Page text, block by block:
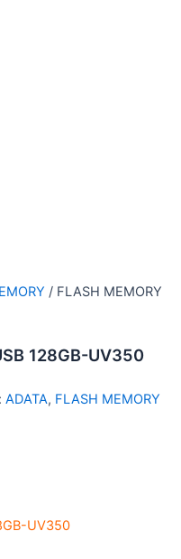
/ FLASH MEMORY
128GB-UV350
ADATA, FLASH MEMORY
UV350